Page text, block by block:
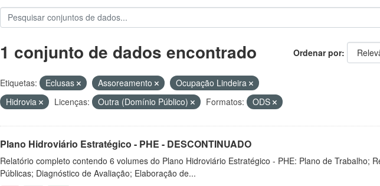
Ordenar por
1 conjunto de dados encontrado
Etiquetas: Eclusas Assoreamento
Ocupação Lindeira
Hidrovia
Licenças: Outra (Domínio Público) Formatos: ODS
Plano Hidroviário Estratégico - PHE - DESCONTINUADO
Relatório completo contendo 6 volumes do Plano Hidroviário Estratégico - PHE: Plano de Trabalho;
Públicas; Diagnóstico de Avaliação; Elaboração de...